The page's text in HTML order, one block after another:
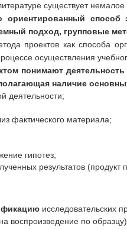
существует
способ
подход, групповые
проектов как способа
осуществления
понимают
наличие
деятельности;
фактического материала;
гипотез;
результатов (продукт
исследовательских
воспроизведение по